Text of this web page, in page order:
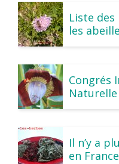
Liste
les
Congrés
Naturelle
Il n’y a
en France